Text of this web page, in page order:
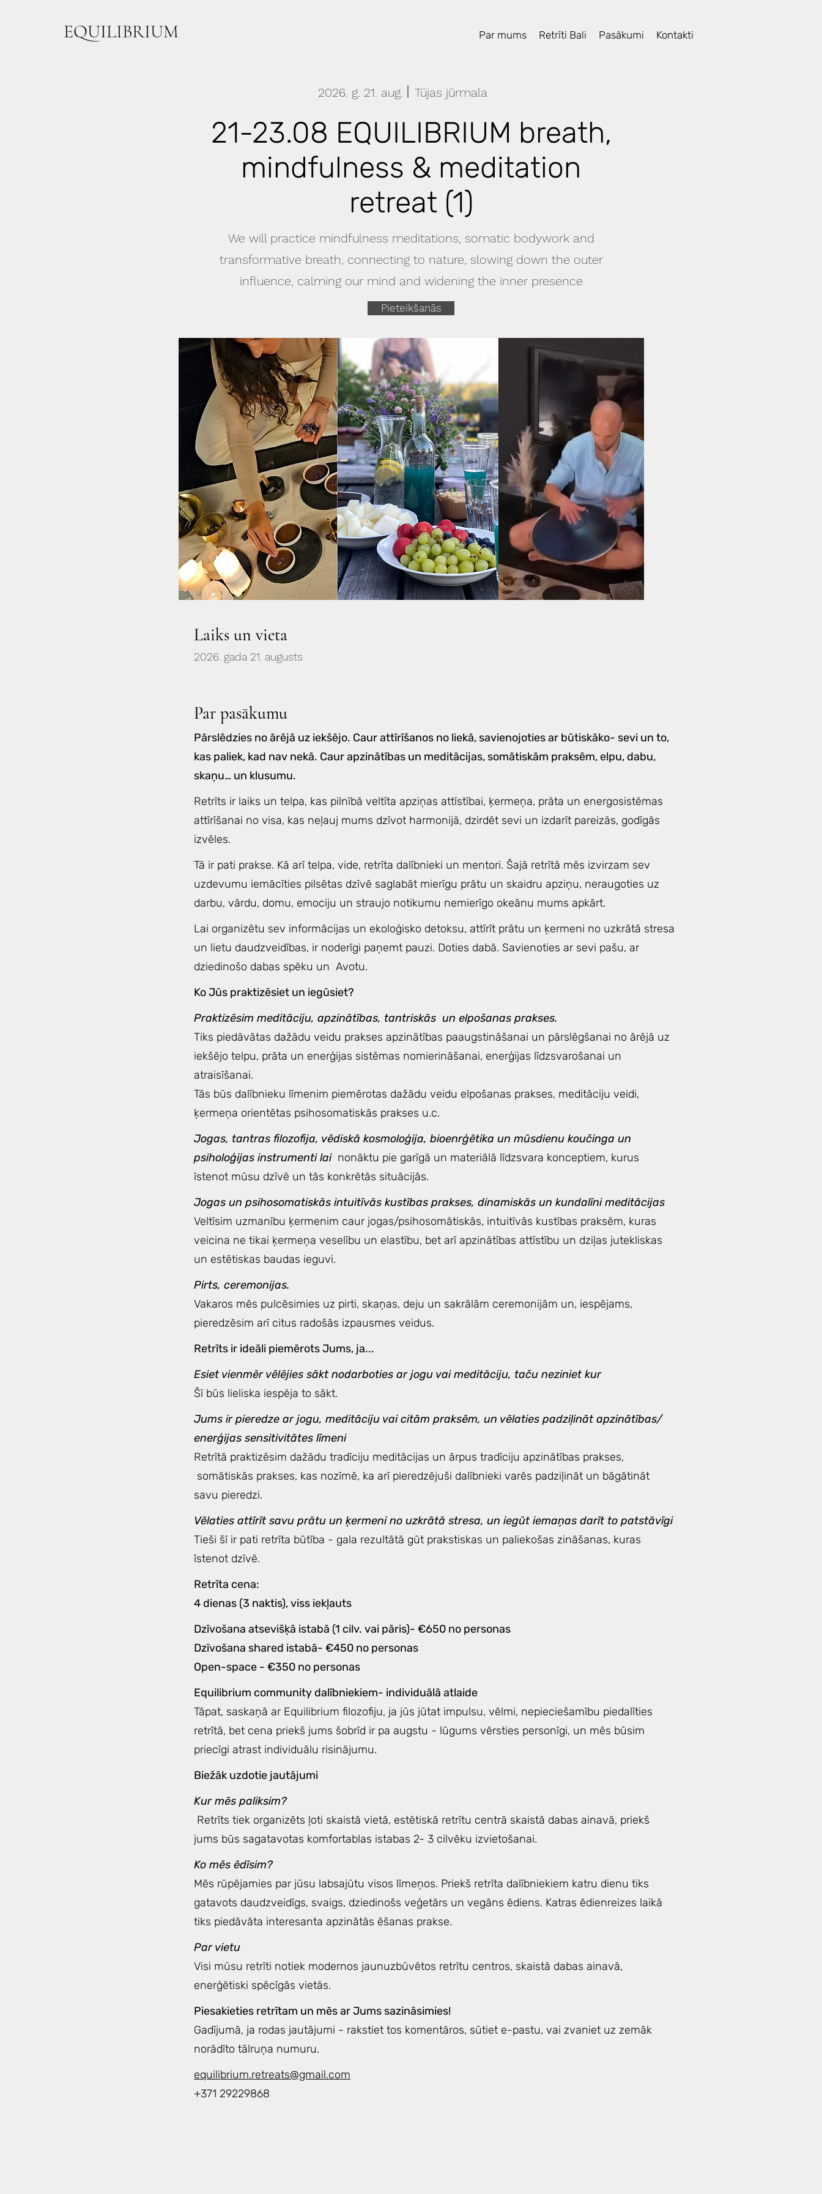
EQUILIBRIUM Par mums Retrīti Bali Pasākumi Kontakti
2026. g. 21. aug. Tūjas jūrmala
21-23.08 EQUILIBRIUM breath,
mindfulness & meditation
retreat (1)
We will practice mindfulness meditations, somatic bodywork and
transformative breath, connecting to nature, slowing down the outer
influence, calming our mind and widening the inner presence
Pieteikšanās
Laiks un vieta
2026. gada 21. augusts
Par pasākumu
Pārslēdzies no ārējā uz iekšējo. Caur attīrīšanos no liekā, savienojoties ar būtiskāko- sevi un to,
kas paliek, kad nav nekā. Caur apzinātības un meditācijas, somātiskām praksēm, elpu, dabu,
skaņu… un klusumu.
Retrīts ir laiks un telpa, kas pilnībā veltīta apziņas attīstībai, ķermeņa, prāta un energosistēmas
attīrīšanai no visa, kas neļauj mums dzīvot harmonijā, dzirdēt sevi un izdarīt pareizās, godīgās
izvēles.
Tā ir pati prakse. Kā arī telpa, vide, retrīta dalībnieki un mentori. Šajā retrītā mēs izvirzam sev
uzdevumu iemācīties pilsētas dzīvē saglabāt mierīgu prātu un skaidru apziņu, neraugoties uz
darbu, vārdu, domu, emociju un straujo notikumu nemierīgo okeānu mums apkārt.
Lai organizētu sev informācijas un ekoloģisko detoksu, attīrīt prātu un ķermeni no uzkrātā stresa
un lietu daudzveidības, ir noderīgi paņemt pauzi. Doties dabā. Savienoties ar sevi pašu, ar
dziedinošo dabas spēku un Avotu.
Ko Jūs praktizēsiet un iegūsiet?
Praktizēsim meditāciju, apzinātības, tantriskās un elpošanas prakses.
Tiks piedāvātas dažādu veidu prakses apzinātības paaugstināšanai un pārslēgšanai no ārējā uz
iekšējo telpu, prāta un enerģijas sistēmas nomierināšanai, enerģijas līdzsvarošanai un
atraisīšanai.
Tās būs dalībnieku līmenim piemērotas dažādu veidu elpošanas prakses, meditāciju veidi,
ķermeņa orientētas psihosomatiskās prakses u.c.
Jogas, tantras filozofija, vēdiskā kosmoloģija, bioenrģētika un mūsdienu koučinga un
psiholoģijas instrumenti lai nonāktu pie garīgā un materiālā līdzsvara konceptiem, kurus
īstenot mūsu dzīvē un tās konkrētās situācijās.
Jogas un psihosomatiskās intuitīvās kustības prakses, dinamiskās un kundalīni meditācijas
Veltīsim uzmanību ķermenim caur jogas/psihosomātiskās, intuitīvās kustības praksēm, kuras
veicina ne tikai ķermeņa veselību un elastību, bet arī apzinātības attīstību un dziļas jutekliskas
un estētiskas baudas ieguvi.
Pirts, ceremonijas.
Vakaros mēs pulcēsimies uz pirti, skaņas, deju un sakrālām ceremonijām un, iespējams,
pieredzēsim arī citus radošās izpausmes veidus.
Retrīts ir ideāli piemērots Jums, ja...
Esiet vienmēr vēlējies sākt nodarboties ar jogu vai meditāciju, taču neziniet kur
Šī būs lieliska iespēja to sākt.
Jums ir pieredze ar jogu, meditāciju vai citām praksēm, un vēlaties padziļināt apzinātības/
enerģijas sensitivitātes līmeni
Retrītā praktizēsim dažādu tradīciju meditācijas un ārpus tradīciju apzinātības prakses,
somātiskās prakses, kas nozīmē, ka arī pieredzējuši dalībnieki varēs padziļināt un bāgātināt
savu pieredzi.
Vēlaties attīrīt savu prātu un ķermeni no uzkrātā stresa, un iegūt iemaņas darīt to patstāvīgi
Tieši šī ir pati retrīta būtība - gala rezultātā gūt prakstiskas un paliekošas zināšanas, kuras
īstenot dzīvē.
Retrīta cena:
4 dienas (3 naktis), viss iekļauts
Dzīvošana atsevišķā istabā (1 cilv. vai pāris)- €650 no personas
Dzīvošana shared istabā- €450 no personas
Open-space - €350 no personas
Equilibrium community dalībniekiem- individuālā atlaide
Tāpat, saskaņā ar Equilibrium filozofiju, ja jūs jūtat impulsu, vēlmi, nepieciešamību piedalīties
retrītā, bet cena priekš jums šobrīd ir pa augstu - lūgums vērsties personīgi, un mēs būsim
priecīgi atrast individuālu risinājumu.
Biežāk uzdotie jautājumi
Kur mēs paliksim?
Retrīts tiek organizēts ļoti skaistā vietā, estētiskā retrītu centrā skaistā dabas ainavā, priekš
jums būs sagatavotas komfortablas istabas 2- 3 cilvēku izvietošanai.
Ko mēs ēdīsim?
Mēs rūpējamies par jūsu labsajūtu visos līmeņos. Priekš retrīta dalībniekiem katru dienu tiks
gatavots daudzveidīgs, svaigs, dziedinošs veģetārs un vegāns ēdiens. Katras ēdienreizes laikā
tiks piedāvāta interesanta apzinātās ēšanas prakse.
Par vietu
Visi mūsu retrīti notiek modernos jaunuzbūvētos retrītu centros, skaistā dabas ainavā,
enerģētiski spēcīgās vietās.
Piesakieties retrītam un mēs ar Jums sazināsimies!
Gadījumā, ja rodas jautājumi - rakstiet tos komentāros, sūtiet e-pastu, vai zvaniet uz zemāk
norādīto tālruņa numuru.
equilibrium.retreats@gmail.com
+371 29229868